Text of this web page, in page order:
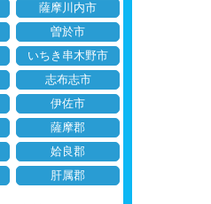
薩摩川内市
曽於市
いちき串木野市
志布志市
伊佐市
薩摩郡
姶良郡
肝属郡